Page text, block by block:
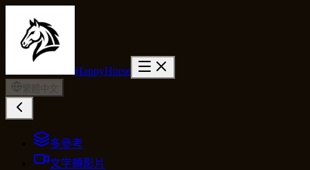
HappyHorse
多參考
文字轉影片